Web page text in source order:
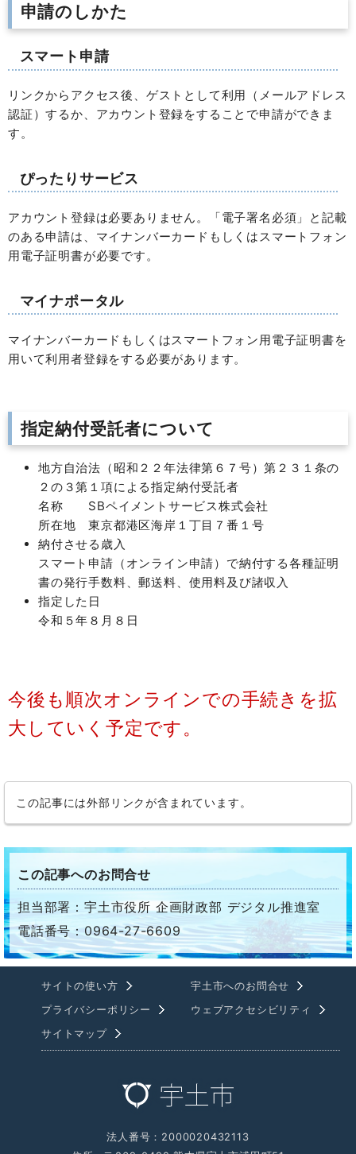
申請のしかた
スマート申請
リンクからアクセス後、ゲストとして利用（メールアドレス
認証）するか、アカウント登録をすることで申請ができま
す。
ぴったりサービス
アカウント登録は必要ありません。「電子署名必須」と記載
のある申請は、マイナンバーカードもしくはスマートフォン
用電子証明書が必要です。
マイナポータル
マイナンバーカードもしくはスマートフォン用電子証明書を
用いて利用者登録をする必要があります。
指定納付受託者について
地方自治法（昭和２２年法律第６７号）第２３１条の
２の３第１項による指定納付受託者
名称 SBペイメントサービス株式会社
所在地 東京都港区海岸１丁目７番１号
納付させる歳入
スマート申請（オンライン申請）で納付する各種証明
書の発行手数料、郵送料、使用料及び諸収入
指定した日
令和５年８月８日
今後も順次オンラインでの手続きを拡
大していく予定です。
この記事には外部リンクが含まれています。
この記事へのお問合せ
担当部署：宇土市役所 企画財政部 デジタル推進室
電話番号：0964-27-6609
サイトの使い方
宇土市へのお問合せ
プライバシーポリシー
ウェブアクセシビリティ
サイトマップ
法人番号：2000020432113